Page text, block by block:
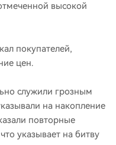
высокой
покупателей,
цен.
служили грозным
на накопление
повторные
указывает на битву